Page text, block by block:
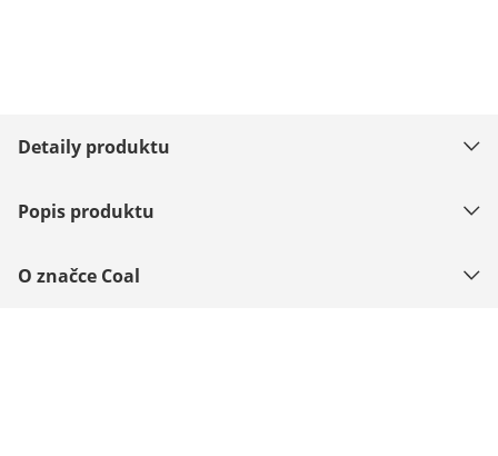
Detaily produktu
Popis produktu
O značce Coal